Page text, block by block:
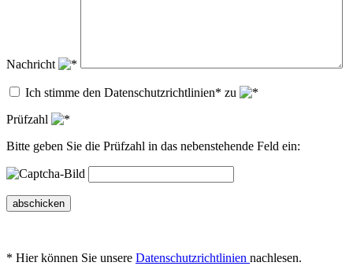
Nachricht
Ich stimme den Datenschutzrichtlinien* zu
Prüfzahl
Bitte geben Sie die Prüfzahl in das nebenstehende Feld ein:
abschicken
* Hier können Sie unsere Datenschutzrichtlinien nachlesen.